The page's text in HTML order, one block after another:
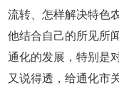
流转、怎样解决特色
他结合自己的所见所
通化的发展，特别是
又说得透，给通化市